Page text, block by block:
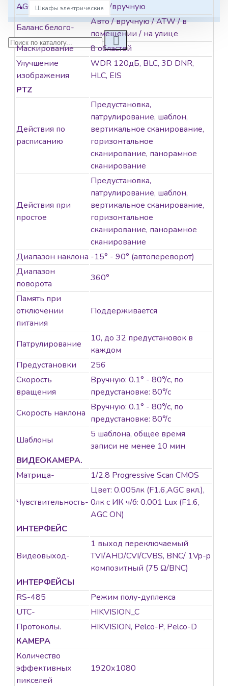
Шкафы электрические
0.1° - 80°/с, по предустановке: 80°/с; 1 х HD-
TVI/AHD/CVI/CVBS; -40 °C...+65 °C; IP66; защита от
перенапряжений TVS; 12В DC; 20Вт макс.
AGC
Авто/вручную
Баланс белого-
Авто / вручную / ATW / в
помещении / на улице
Маскирование
8 областей
Улучшение
изображения
WDR 120дБ, BLC, 3D DNR,
HLC, EIS
PTZ
Действия по
расписанию
Предустановка,
патрулирование, шаблон,
вертикальное сканирование,
горизонтальное
сканирование, панорамное
сканирование
Действия при
простое
Предустановка,
патрулирование, шаблон,
вертикальное сканирование,
горизонтальное
сканирование, панорамное
сканирование
Диапазон наклона -15° - 90° (автопереворот)
Диапазон
поворота
360°
Память при
отключении
питания
Поддерживается
Патрулирование
10, до 32 предустановок в
каждом
Предустановки
256
Скорость
вращения
Вручную: 0.1° - 80°/с, по
предустановке: 80°/с
Скорость наклона
Вручную: 0.1° - 80°/с, по
предустановке: 80°/с
Шаблоны
5 шаблона, общее время
записи не менее 10 мин
ВИДЕОКАМЕРА.
Матрица-
1/2.8 Progressive Scan CMOS
Чувствительность-
Цвет: 0.005лк (F1.6,AGC вкл.),
0лк с ИК ч/б: 0.001 Lux (F1.6,
AGC ON)
ИНТЕРФЕЙС
Видеовыход-
1 выход переключаемый
TVI/AHD/CVI/CVBS, BNC/ 1Vp-p
композитный (75 Ω/BNC)
ИНТЕРФЕЙСЫ
RS-485
Режим полу-дуплекса
UTC-
HIKVISION_C
Протоколы.
HIKVISION, Pelco-P, Pelco-D
КАМЕРА
Количество
эффективных
пикселей
1920х1080